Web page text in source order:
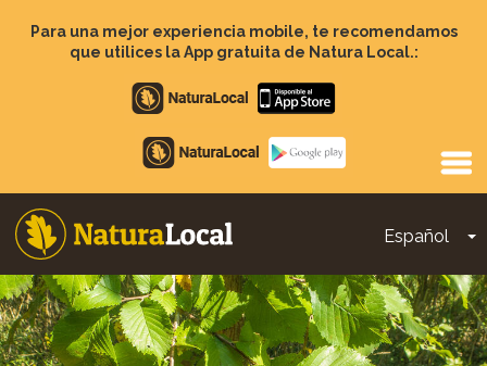
contenido
Para una mejor experiencia mobile, te recomendamos
que utilices la App gratuita de Natura Local.:
Apple
store
Google
Play
Español
Main
navigation